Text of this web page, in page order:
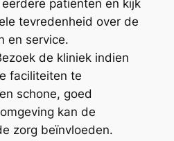
patiënten en kijk
tevredenheid over de
en service.
de kliniek indien
faciliteiten te
schone, goed
kan de
zorg beïnvloeden.